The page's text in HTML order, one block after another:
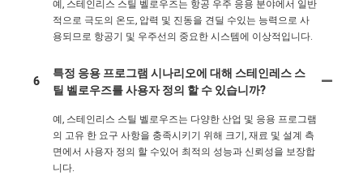
예, 스테인리스 스틸 벨로우즈는 항공 우주 응용 분야에서 일반
적으로 극도의 온도, 압력 및 진동을 견딜 수있는 능력으로 사
용되므로 항공기 및 우주선의 중요한 시스템에 이상적입니다.
6
특정 응용 프로그램 시나리오에 대해 스테인레스 스
틸 벨로우즈를 사용자 정의 할 수 있습니까?
예, 스테인리스 스틸 벨로우즈는 다양한 산업 및 응용 프로그램
의 고유 한 요구 사항을 충족시키기 위해 크기, 재료 및 설계 측
면에서 사용자 정의 할 수있어 최적의 성능과 신뢰성을 보장합
니다.